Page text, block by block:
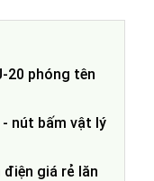
20 phóng tên
- nút bấm vật lý
điện giá rẻ lăn